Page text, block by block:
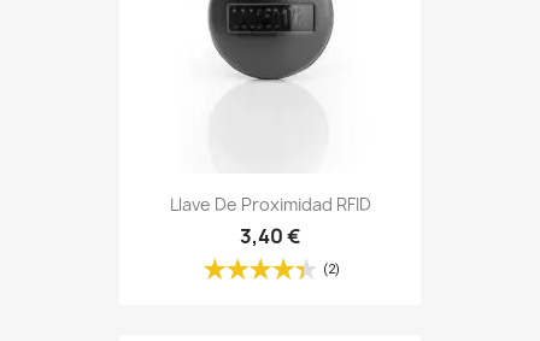
Llave De Proximidad RFID
3,40 €
(2)